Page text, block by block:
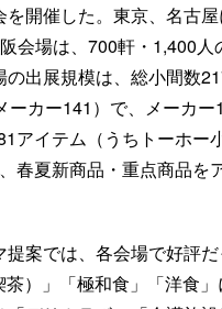
を開催した。東京、名古
会場は、700軒・1,400人
の出展規模は、総小間数
ーカー141）で、メーカ
アイテム（うちトーホー
春夏新商品・重点商品を
提案では、各会場で好評だ
茶）」「極和食」「洋食」